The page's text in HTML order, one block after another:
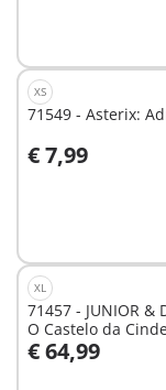
XS
71549 - Asterix:
€ 7,99
Ao carrinho
XL
71457 - JUNIOR &
O Castelo da
€ 64,99
Ao carrinho